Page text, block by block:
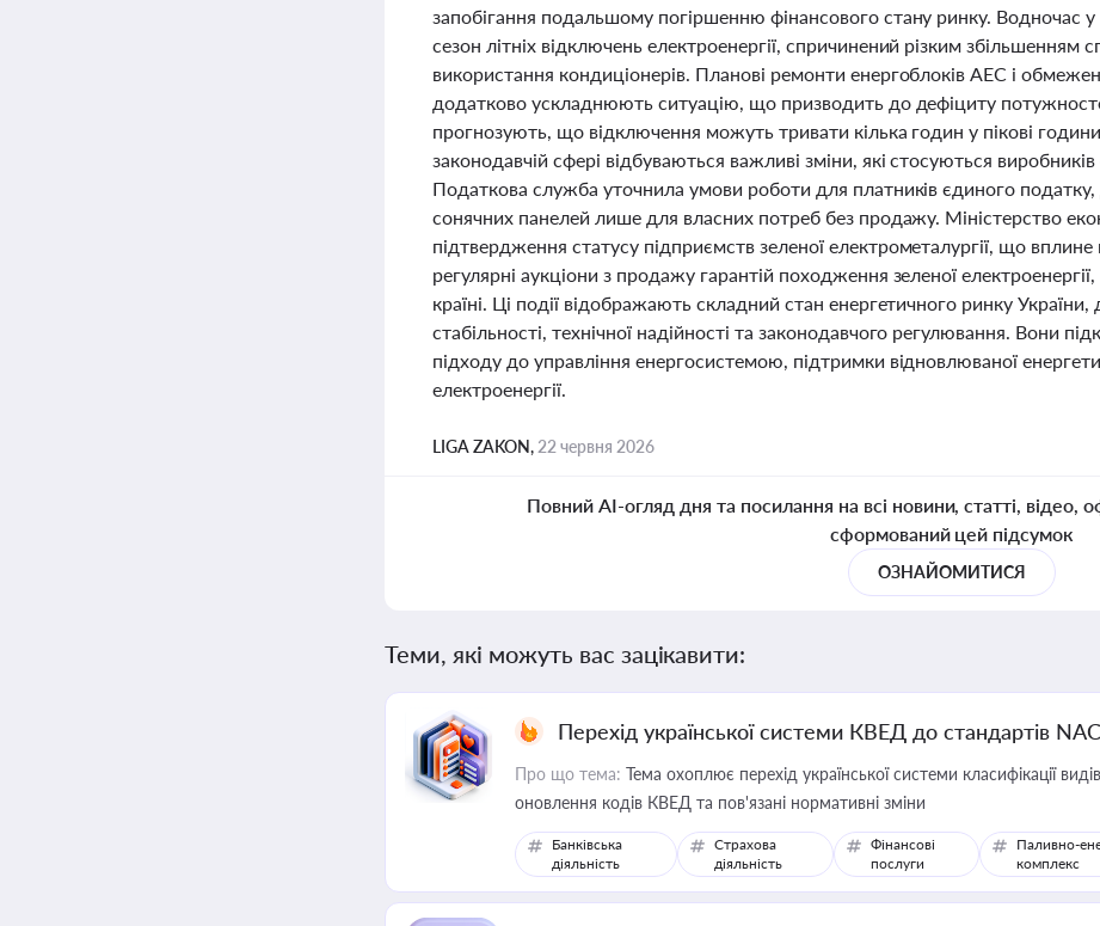
запобігання подальшому погіршенню фінансового стану ринку. Водночас у
сезон літніх відключень електроенергії, спричинений різким збільшенням
використання кондиціонерів. Планові ремонти енергоблоків АЕС і
додатково ускладнюють ситуацію, що призводить до дефіциту
прогнозують, що відключення можуть тривати кілька годин у пікові
законодавчій сфері відбуваються важливі зміни, які стосуються
Податкова служба уточнила умови роботи для платників єдиного
сонячних панелей лише для власних потреб без продажу. Міністерство
підтвердження статусу підприємств зеленої електрометалургії, що
регулярні аукціони з продажу гарантій походження зеленої
країні. Ці події відображають складний стан енергетичного ринку
стабільності, технічної надійності та законодавчого регулювання. Вони
підходу до управління енергосистемою, підтримки відновлюваної
електроенергії.
LIGA ZAKON, 22 червня 2026
Повний AI-огляд дня та посилання на всі новини, статті, відео,
сформований цей підсумок
ОЗНАЙОМИТИСЯ
Теми, які можуть вас зацікавити:
Перехід української системи КВЕД до стандартів
Про що тема: Тема охоплює перехід української системи класифікації
оновлення кодів КВЕД та пов'язані нормативні зміни
Банківська
діяльність
Страхова
діяльність
Фінансові
послуги
Паливно-
комплекс